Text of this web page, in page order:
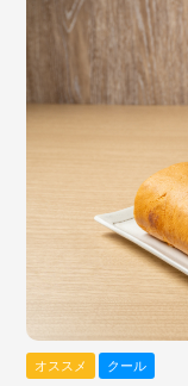
オススメ クール